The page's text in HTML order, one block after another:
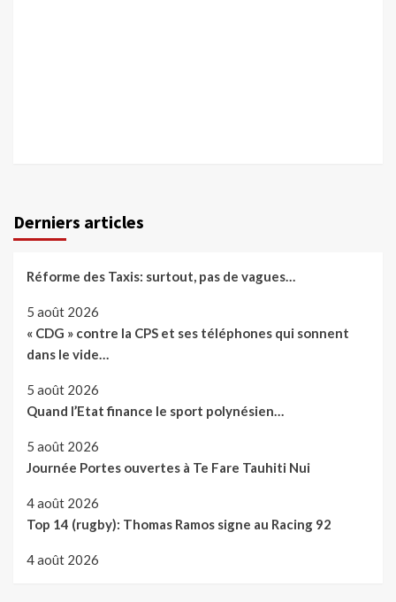
Derniers articles
Réforme des Taxis: surtout, pas de vagues…
5 août 2026
« CDG » contre la CPS et ses téléphones qui sonnent
dans le vide…
5 août 2026
Quand l’Etat finance le sport polynésien…
5 août 2026
Journée Portes ouvertes à Te Fare Tauhiti Nui
4 août 2026
Top 14 (rugby): Thomas Ramos signe au Racing 92
4 août 2026